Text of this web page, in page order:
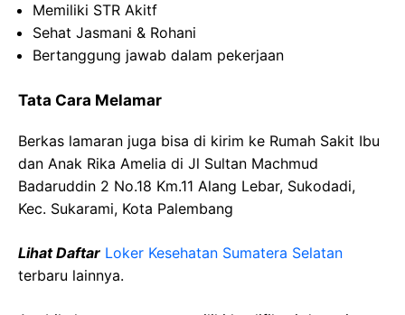
Memiliki STR Akitf
Sehat Jasmani & Rohani
Bertanggung jawab dalam pekerjaan
Tata Cara Melamar
Berkas lamaran juga bisa di kirim ke Rumah Sakit Ibu
dan Anak Rika Amelia di Jl Sultan Machmud
Badaruddin 2 No.18 Km.11 Alang Lebar, Sukodadi,
Kec. Sukarami, Kota Palembang
Lihat Daftar Loker Kesehatan Sumatera Selatan
terbaru lainnya.